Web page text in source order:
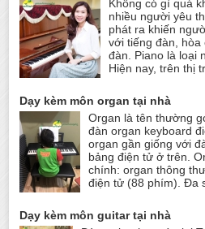
Không có gì quá
nhiều người yêu
phát ra khiến
với tiếng đàn,
đàn. Piano là loại
Hiện nay, trên thị
Dạy kèm môn organ tại nhà
Organ là tên thường
đàn organ keyboard
organ gần giống với
bảng điện tử ở trên.
chính: organ thông
điện tử (88 phím). Đa
Dạy kèm môn guitar tại nhà